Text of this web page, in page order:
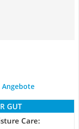
GUT
Care: